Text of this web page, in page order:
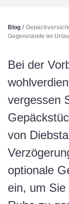
Blog /
Gegenstände im
Bei der
vergessen
von
optionale
ein, um